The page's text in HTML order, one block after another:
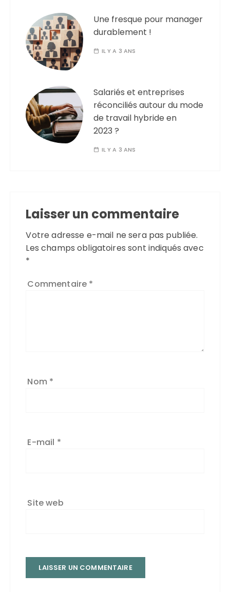
Une fresque pour manager
durablement !
IL Y A 3 ANS
Salariés et entreprises
réconciliés autour du mode
de travail hybride en
2023 ?
IL Y A 3 ANS
Laisser un commentaire
Votre adresse e-mail ne sera pas publiée.
Les champs obligatoires sont indiqués avec
*
Commentaire *
Nom *
E-mail *
Site web